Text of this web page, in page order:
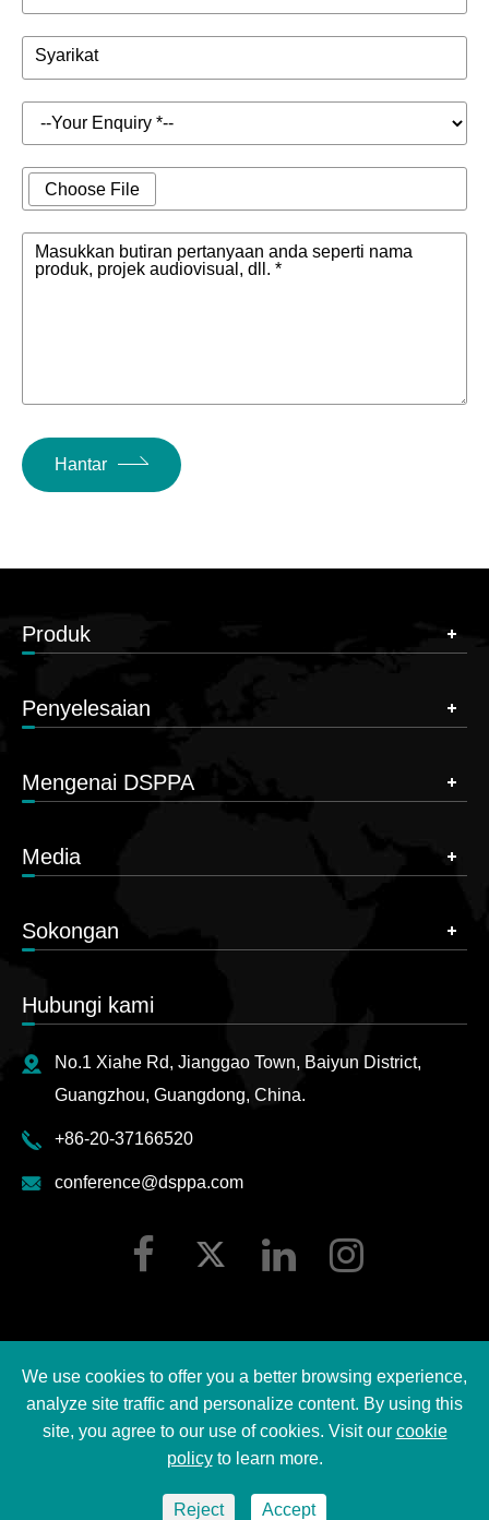
Syarikat
Choose File
Masukkan butiran pertanyaan anda seperti nama
produk, projek audiovisual, dll. *
Hantar
Produk
Penyelesaian
Mengenai DSPPA
Media
Sokongan
Hubungi kami
No.1 Xiahe Rd, Jianggao Town, Baiyun District,
Guangzhou, Guangdong, China.
+86-20-37166520
conference@dsppa.com
Hak cipta ©
2026 Guangzhou DSPPA Audio Co., Ltd.
Semua hak cipta terpelihara.
Sitemap
| Dasar privasi DSPPA
We use cookies to offer you a better browsing experience,
analyze site traffic and personalize content. By using this
site, you agree to our use of cookies. Visit our cookie
policyto learn more.
Reject Accept